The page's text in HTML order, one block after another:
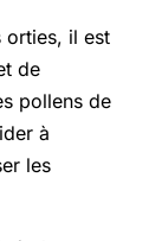
orties, il est
de
pollens de
à
les